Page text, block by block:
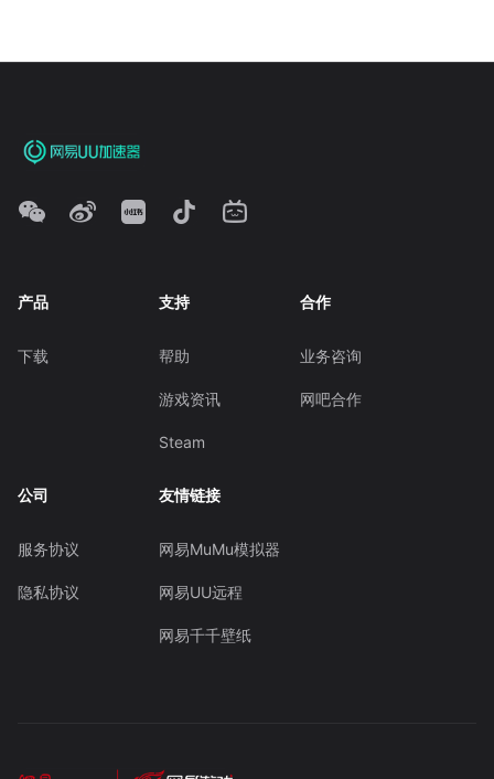
产品
下载
支持
帮助
游戏资讯
Steam
合作
业务咨询
网吧合作
公司
服务协议
隐私协议
友情链接
网易MuMu模拟器
网易UU远程
网易千千壁纸